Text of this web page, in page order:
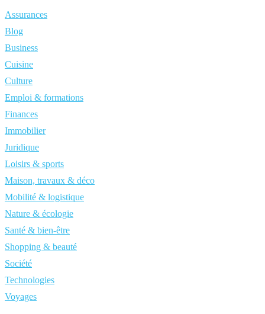
Assurances
Blog
Business
Cuisine
Culture
Emploi & formations
Finances
Immobilier
Juridique
Loisirs & sports
Maison, travaux & déco
Mobilité & logistique
Nature & écologie
Santé & bien-être
Shopping & beauté
Société
Technologies
Voyages